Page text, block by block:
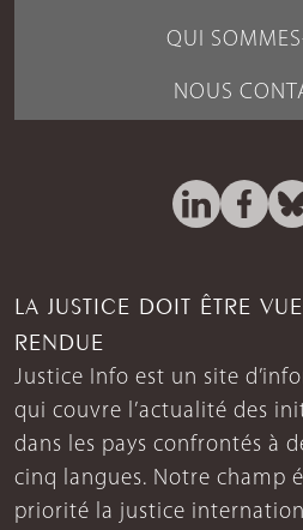
QUI
NOUS
LA JUSTICE DOIT ÊTRE
RENDUE
Justice Info est un site
qui couvre l’actualité des
dans les pays confrontés à
cinq langues. Notre champ
priorité la justice